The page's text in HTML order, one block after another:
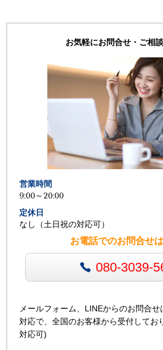
お気軽にお問合せ・ご相談
営業時間
9:00～20:00
定休日
なし（土日祝の対応可）
お電話でのお問合せ
080-3039-
メールフォーム、LINEからのお問合
対応で、全国のお客様から受付してお
対応可)